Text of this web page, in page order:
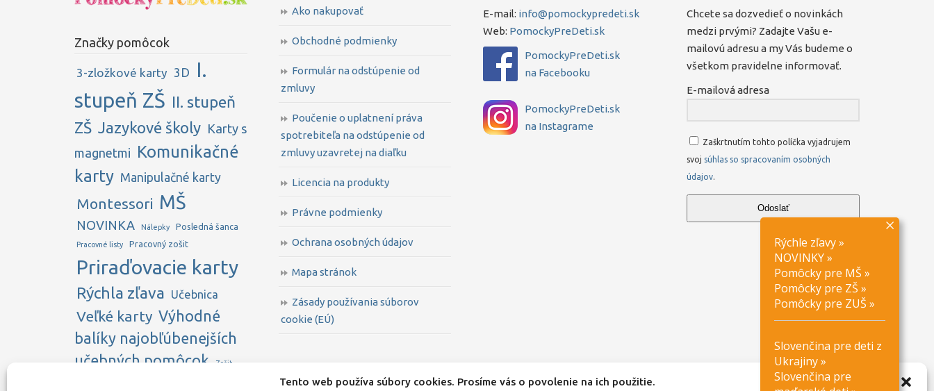
Tento web používa súbory cookies. Prosíme vás o povolenie na ich použitie.
Značky pomôcok
3-zložkové karty 3D
I.
stupeň ZŠ II. stupeň
ZŠ Jazykové školy Karty s
magnetmi Komunikačné
karty Manipulačné karty
Montessori MŠ
NOVINKA Nálepky Posledná šanca
Pracovné listy Pracovný zošit
Priraďovacie karty
Rýchla zľava Učebnica
Veľké karty Výhodné
balíky najobľúbenejších
učebných pomôcok
Zošit
Ako nakupovať
Obchodné podmienky
Formulár na odstúpenie od
zmluvy
Poučenie o uplatnení práva
spotrebiteľa na odstúpenie od
zmluvy uzavretej na diaľku
Licencia na produkty
Právne podmienky
Ochrana osobných údajov
Mapa stránok
Zásady používania súborov
cookie (EÚ)
E-mail: info@pomockypredeti.sk
Web: PomockyPreDeti.sk
PomockyPreDeti.sk
na Facebooku
PomockyPreDeti.sk
na Instagrame
Chcete sa dozvedieť o novinkách
medzi prvými? Zadajte Vašu e-
mailovú adresu a my Vás budeme o
všetkom pravidelne informovať.
E-mailová adresa
Zaškrtnutím tohto políčka vyjadrujem
svoj súhlas so spracovaním osobných
údajov.
Odoslať
Rýchle zľavy»
NOVINKY»
Pomôcky pre MŠ »
Pomôcky pre ZŠ »
Pomôcky pre ZUŠ »
Slovenčina pre deti z
Ukrajiny»
Slovenčina pre